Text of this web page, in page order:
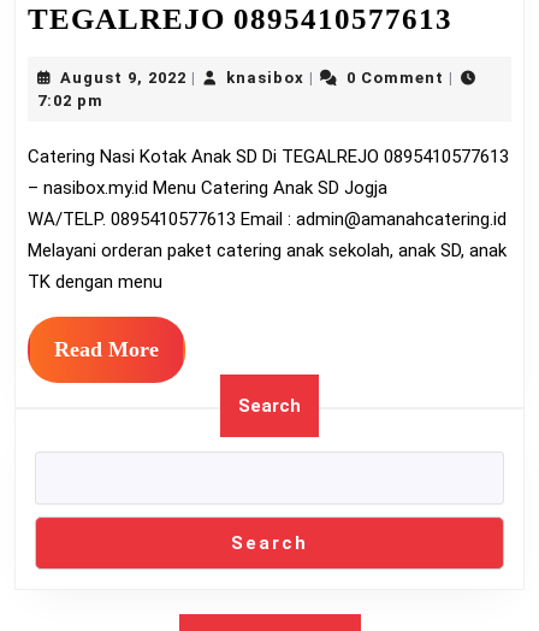
TEGALREJO 0895410577613
Kotak
SD
August 9, 2022 August
| knasiboxknasibox
| 0 Comment |
7:02 pm
Catering Nasi Kotak Anak SD Di TEGALREJO 0895410577613
– nasibox.my.id Menu Catering Anak SD Jogja
WA/TELP. 0895410577613 Email : admin@amanahcatering.id
Melayani orderan paket catering anak sekolah, anak SD, anak
TK dengan menu
Read MoreRead
More
Search
Search